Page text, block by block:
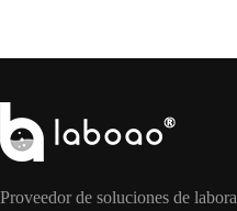
Proveedor de soluciones de